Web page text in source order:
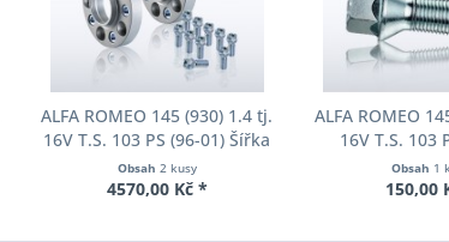
ALFA ROMEO 145 (930) 1.4 tj.
16V T.S. 103 PS (96-01) Šířka
rozchodu Eibach Pro-Spacer
S90-7-25-006 System7
Obsah 2 kusy
4570,00 Kč *
ALFA ROMEO
16V T.S. 103
Kolařská šroub
12-25-36-19
Obsah 1
150,00